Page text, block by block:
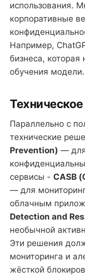
использования.
корпоративные
Например,
бизнеса, которая
обучения модели.
Параллельно с
технические
Prevention) — для
сервисы - CASB
— для
облачным
Detection and
необычной
Эти решения
мониторинга и
жёсткой